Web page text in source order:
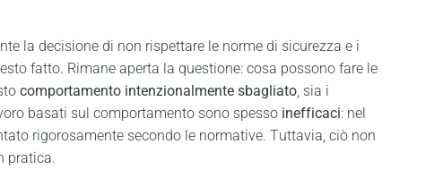
la decisione di non rispettare le norme di sicurezza e i
fatto. Rimane aperta la questione: cosa possono fare le
comportamento intenzionalmente sbagliato, sia i
basati sul comportamento sono spesso inefficaci: nel
rigorosamente secondo le normative. Tuttavia, ciò non
pratica.